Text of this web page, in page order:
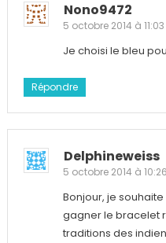
Nono9472
5 octobre 2014 à 11:03
Je choisi le bleu
Répondre
Delphineweiss
5 octobre 2014 à 10:26
Bonjour, je
gagner le bracelet
traditions des